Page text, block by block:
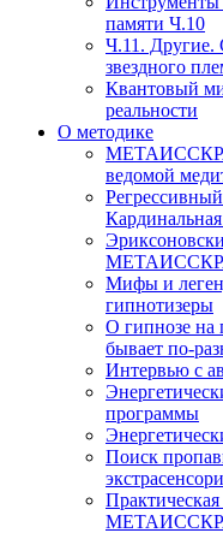
памяти Ч.10
Ч.11. Другие.
звездного
Квантовый
реальности
О методике
МЕТАИССКРА.
ведомой
Мифы и
гипнотизеры
О гипнозе на
бывает по-
Интервью с
программы
Поиск